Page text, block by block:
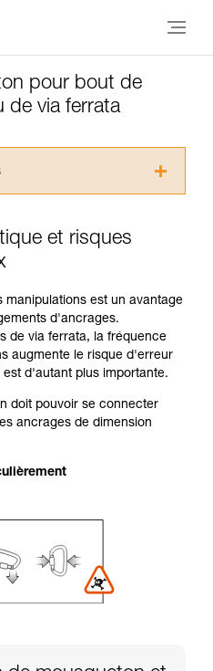
pour bout de
de via ferrata
avoir compris les
technique pour
nécessite une
spécifique. Validez
votre capacité à refaire
en toute sécurité, avant
de techniques
Il peut en exister d’autres
pas ici.
et risques
manipulations est un avantage
d'ancrages.
de via ferrata, la fréquence
augmente le risque d'erreur
d'autant plus importante.
doit pouvoir se connecter
ancrages de dimension